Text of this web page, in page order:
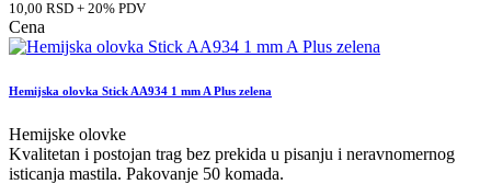
10,00 RSD + 20% PDV
Cena
Hemijska olovka Stick AA934 1 mm A Plus zelena
Hemijske olovke
Kvalitetan i postojan trag bez prekida u pisanju i neravnomernog
isticanja mastila. Pakovanje 50 komada.